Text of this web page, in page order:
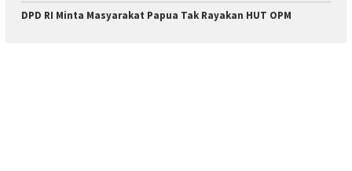
DPD RI Minta Masyarakat Papua Tak Rayakan HUT OPM